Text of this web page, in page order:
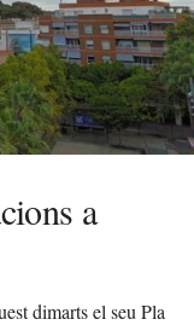
a
dimarts el seu Pla